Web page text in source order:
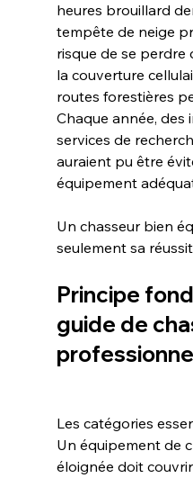
heures brouillard
tempête de neige
risque de se perdre
la couverture
routes forestières
Chaque année, des
services de
auraient pu être
équipement
Un chasseur bien
seulement sa
Principe
guide de
Les catégories
Un équipement de
éloignée doit